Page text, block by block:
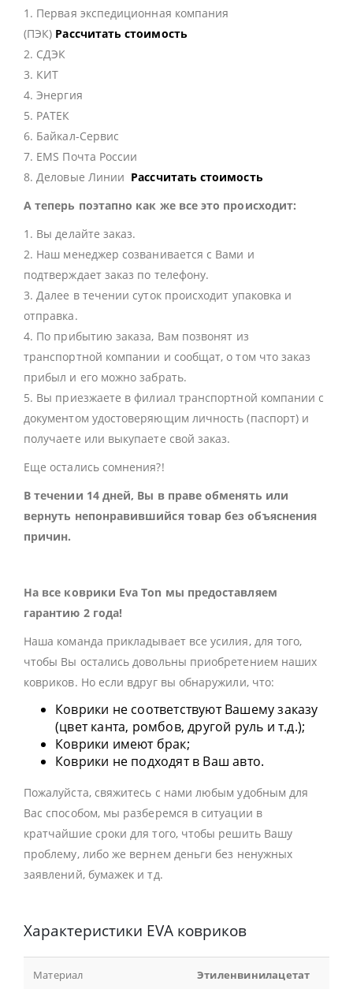
1. Первая экспедиционная компания
(ПЭК) Рассчитать стоимость
2. СДЭК
3. КИТ
4. Энергия
5. РАТЕК
6. Байкал-Сервис
7. EMS Почта России
8. Деловые Линии Рассчитать стоимость
А теперь поэтапно как же все это происходит:
1. Вы делайте заказ.
2. Наш менеджер созванивается с Вами и
подтверждает заказ по телефону.
3. Далее в течении суток происходит упаковка и
отправка.
4. По прибытию заказа, Вам позвонят из
транспортной компании и сообщат, о том что заказ
прибыл и его можно забрать.
5. Вы приезжаете в филиал транспортной компании с
документом удостоверяющим личность (паспорт) и
получаете или выкупаете свой заказ.
Еще остались сомнения?!
В течении 14 дней, Вы в праве обменять или
вернуть непонравившийся товар без объяснения
причин.
На все коврики Eva Ton мы предоставляем
гарантию 2 года!
Наша команда прикладывает все усилия, для того,
чтобы Вы остались довольны приобретением наших
ковриков. Но если вдруг вы обнаружили, что:
Коврики не соответствуют Вашему заказу
(цвет канта, ромбов, другой руль и т.д.);
Коврики имеют брак;
Коврики не подходят в Ваш авто.
Пожалуйста, свяжитесь с нами любым удобным для
Вас способом, мы разберемся в ситуации в
кратчайшие сроки для того, чтобы решить Вашу
проблему, либо же вернем деньги без ненужных
заявлений, бумажек и тд.
Характеристики EVA ковриков
Материал Этиленвинилацетат